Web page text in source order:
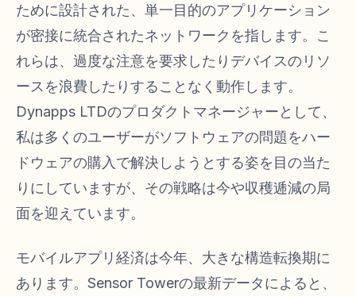
ために設計された、単一目的のアプリケーション
が密接に統合されたネットワークを指します。こ
れらは、過度な注意を要求したりデバイスのリソ
ースを浪費したりすることなく動作します。
Dynapps LTDのプロダクトマネージャーとして、
私は多くのユーザーがソフトウェアの問題をハー
ドウェアの購入で解決しようとする姿を目の当た
りにしていますが、その戦略は今や収穫逓減の局
面を迎えています。
モバイルアプリ経済は今年、大きな構造転換期に
あります。Sensor Towerの最新データによると、